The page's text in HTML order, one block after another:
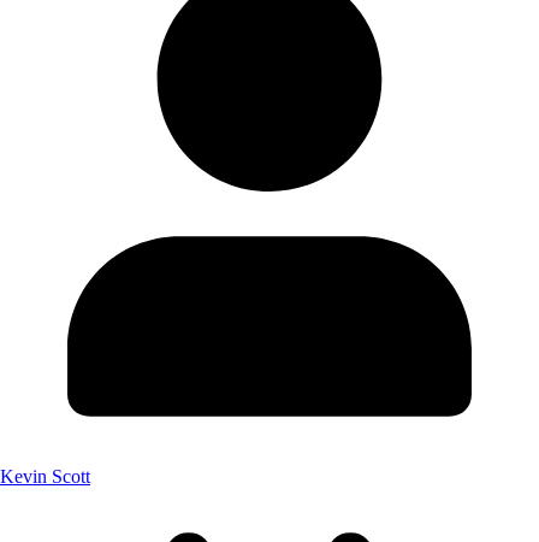
Kevin Scott